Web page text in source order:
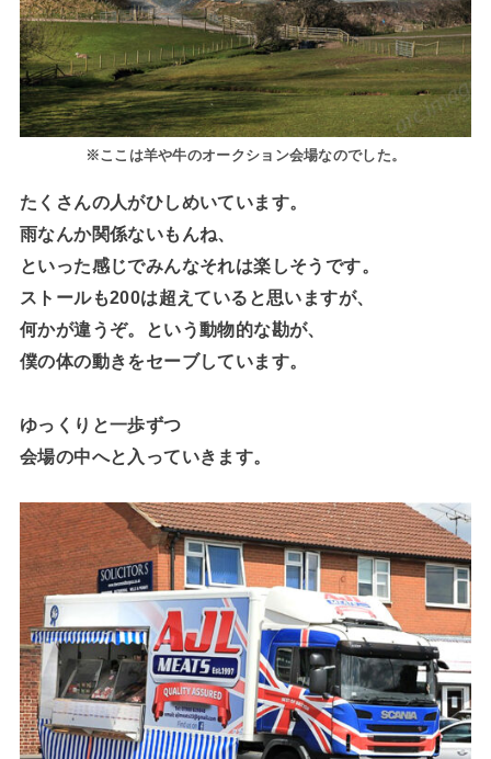
※ここは羊や牛のオークション会場なのでした。
たくさんの人がひしめいています。
雨なんか関係ないもんね、
といった感じでみんなそれは楽しそうです。
ストールも200は超えていると思いますが、
何かが違うぞ。という動物的な勘が、
僕の体の動きをセーブしています。
ゆっくりと一歩ずつ
会場の中へと入っていきます。